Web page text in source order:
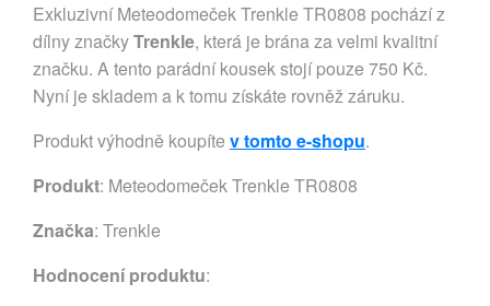
Exkluzivní Meteodomeček Trenkle TR0808 pochází z
dílny značkyTrenkle, která je brána za velmi kvalitní
značku. A tento parádní kousek stojí pouze 750 Kč.
Nyní je skladem a k tomu získáte rovněž záruku.
Produkt výhodně koupíte v tomto e-shopu.
Produkt: Meteodomeček Trenkle TR0808
Značka: Trenkle
Hodnocení produktu: